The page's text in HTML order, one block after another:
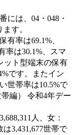
には、04・048・
す。
有率は69.1%、
率は30.1%、スマ
ット型端末の保有
です。またイン
世帯率は10.5%で
編） 令和4年デー
人、女：
3,431,677世帯で